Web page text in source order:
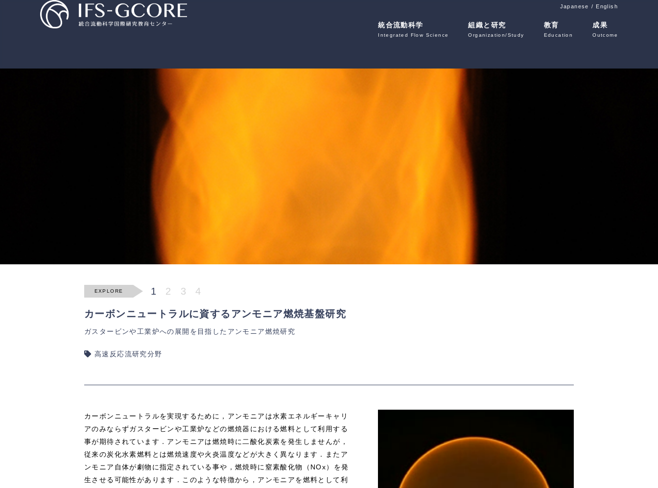
English
Japanese
統合流動科学
Integrated Flow Science
組織と研究
Organization/Study
教育
Education
成果
Outcome
EXPLORE 1 2 3 4
カーボンニュートラルに資するアンモニア燃焼基盤研究
ガスタービンや工業炉への展開を目指したアンモニア燃焼研究
高速反応流研究分野
カーボンニュートラルを実現するために，アンモニアは水素エネルギーキャリ
アのみならずガスタービンや工業炉などの燃焼器における燃料として利用する
事が期待されています．アンモニアは燃焼時に二酸化炭素を発生しませんが，
従来の炭化水素燃料とは燃焼速度や火炎温度などが大きく異なります．またア
ンモニア自体が劇物に指定されている事や，燃焼時に窒素酸化物（NOx）を発
生させる可能性があります．このような特徴から，アンモニアを燃料として利